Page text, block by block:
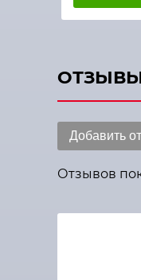
Добавить
Отзывов